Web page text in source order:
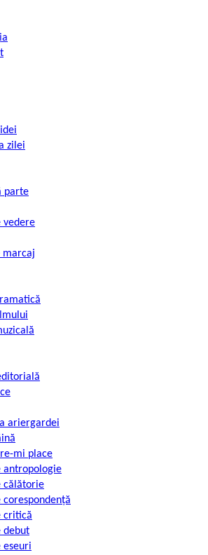
zilei
parte
vedere
marcaj
ariergardei
mi place
antropologie
călătorie
corespondență
critică
debut
eseuri